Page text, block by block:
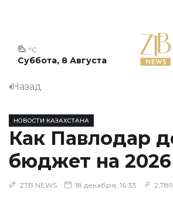
Суббота, 8 Августа
°C
Назад
НОВОСТИ КАЗАХСТАНА
Как Павлодар
бюджет на
ZTB NEWS 18 декабря, 16:33 2,789